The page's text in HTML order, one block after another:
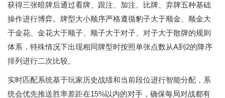
获得三张暗牌后通过看牌、跟注、加注、比牌、弃牌五种基础
操作进行博弈。牌型大小顺序严格遵循豹子大于顺金、顺金大
于金花、金花大于顺子、顺子大于对子、对子大于散牌的规则
体系，特殊情况下出现相同牌型时按照单张点数从A到2的降序
排列进行二次比较。
实时匹配系统基于玩家历史战绩和当前段位进行智能分配，系
统会优先推送胜率差距在15%以内的对手，确保每局对战都有